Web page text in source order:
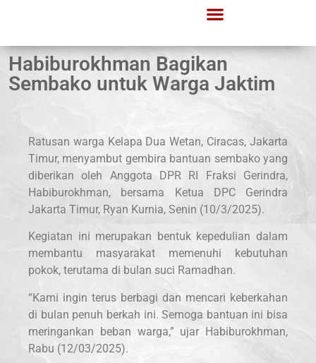
Habiburokhman Bagikan
Sembako untuk Warga Jaktim
Ratusan warga Kelapa Dua Wetan, Ciracas, Jakarta
Timur, menyambut gembira bantuan sembako yang
diberikan oleh Anggota DPR RI Fraksi Gerindra,
Habiburokhman, bersama Ketua DPC Gerindra
Jakarta Timur, Ryan Kurnia, Senin (10/3/2025).
Kegiatan ini merupakan bentuk kepedulian dalam
membantu masyarakat memenuhi kebutuhan
pokok, terutama di bulan suci Ramadhan.
“Kami ingin terus berbagi dan mencari keberkahan
di bulan penuh berkah ini. Semoga bantuan ini bisa
meringankan beban warga,” ujar Habiburokhman,
Rabu (12/03/2025).